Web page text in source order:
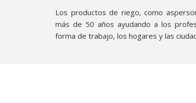
Los productos de riego, como
más de 50 años ayudando a los
forma de trabajo, los hogares y las